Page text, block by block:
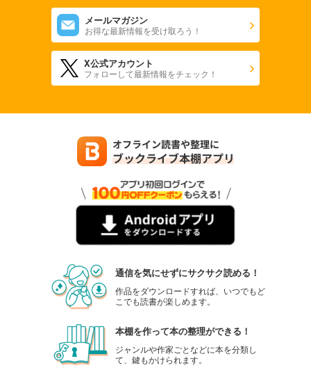
メールマガジン
お得な最新情報を受け取ろう！
X公式アカウント
フォローして最新情報をチェック！
通信を気にせずにサクサク読める！
作品をダウンロードすれば、いつでもど
こでも読書が楽しめます。
本棚を作って本の整理ができる！
ジャンルや作家ごとなどに本を分類し
て、鍵もかけられます。